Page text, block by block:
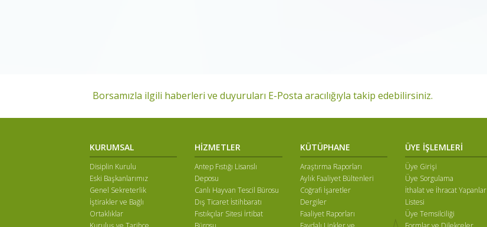
Borsamızla ilgili haberleri ve duyuruları E-Posta aracılığıyla takip edebilirsiniz.
KURUMSAL
Disiplin Kurulu
Eski Başkanlarımız
Genel Sekreterlik
İştirakler ve Bağlı
Ortaklıklar
HİZMETLER
Antep Fıstığı Lisanslı
Deposu
Canlı Hayvan Tescil Bürosu
Dış Ticaret İstihbaratı
Fıstıkçılar Sitesi İrtibat
KÜTÜPHANE
Araştırma Raporları
Aylık Faaliyet Bültenleri
Coğrafi İşaretler
Dergiler
Faaliyet Raporları
ÜYE İŞLEMLERİ
Üye Girişi
Üye Sorgulama
İthalat ve İhracat Yapanlar
Listesi
Üye Temsilciliği